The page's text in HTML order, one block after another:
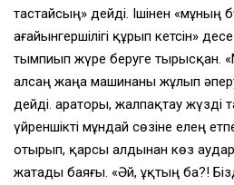
тастайсың» дейдi. Iшiнен «мұның
ағайынгершiлiгi құрып кетсiн»
тымпиып жүре беруге тырысқан.
алсаң жаңа машинаны жұлып
дейдi. Қараторы, жалпақтау жүздi
үйреншiктi мұндай сөзiне елең
отырып, қарсы алдынан көз
жатады баяғы. «Әй, ұқтың ба?!